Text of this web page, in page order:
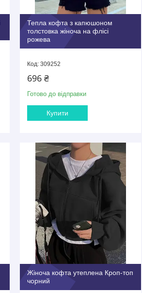
Тепла кофта з капюшоном
толстовка жіноча на флісі
рожева
309252
696 ₴
Готово до відправки
Купити
Жіноча кофта утеплена Кроп-топ
чорний